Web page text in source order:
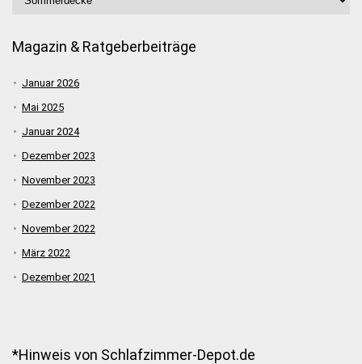
Magazin & Ratgeberbeiträge
Januar 2026
Mai 2025
Januar 2024
Dezember 2023
November 2023
Dezember 2022
November 2022
März 2022
Dezember 2021
*Hinweis von Schlafzimmer-Depot.de